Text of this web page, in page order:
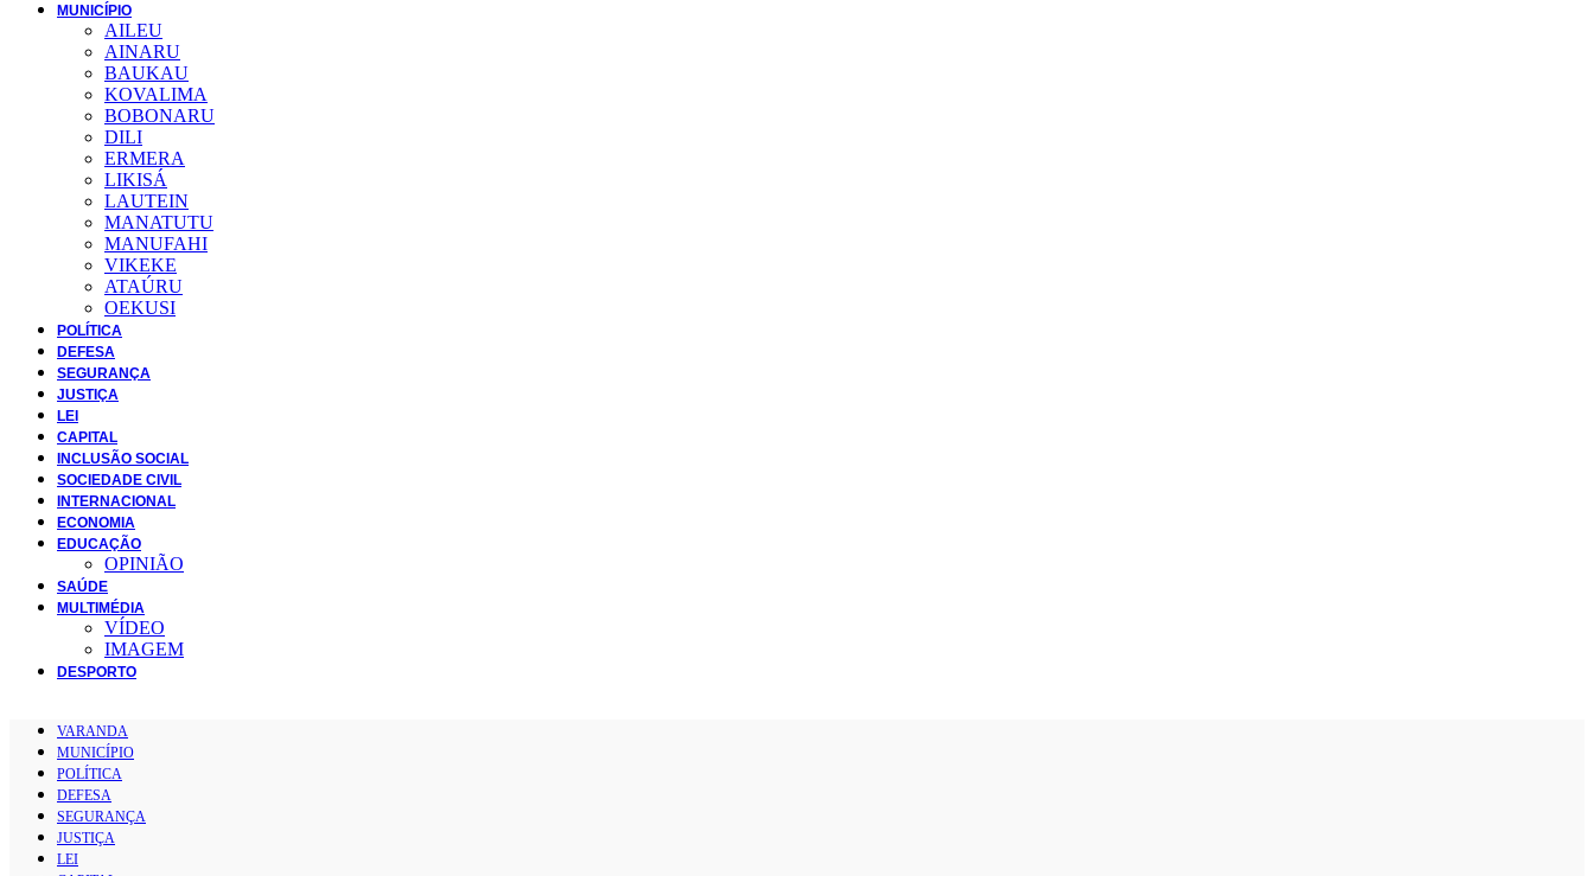
MUNICÍPIO
AILEU
AINARU
BAUKAU
KOVALIMA
BOBONARU
DILI
ERMERA
LIKISÁ
LAUTEIN
MANATUTU
MANUFAHI
VIKEKE
ATAÚRU
OEKUSI
POLÍTICA
DEFESA
SEGURANÇA
JUSTIÇA
LEI
CAPITAL
INCLUSÃO SOCIAL
SOCIEDADE CIVIL
INTERNACIONAL
ECONOMIA
EDUCAÇÃO
OPINIÃO
SAÚDE
MULTIMÉDIA
VÍDEO
IMAGEM
DESPORTO
VARANDA
MUNICÍPIO
POLÍTICA
DEFESA
SEGURANÇA
JUSTIÇA
LEI